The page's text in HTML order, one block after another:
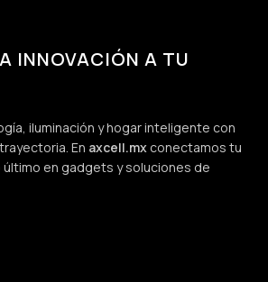
INNOVACIÓN A TU
iluminación y hogar inteligente con
En axcell.mx conectamos tu
en gadgets y soluciones de